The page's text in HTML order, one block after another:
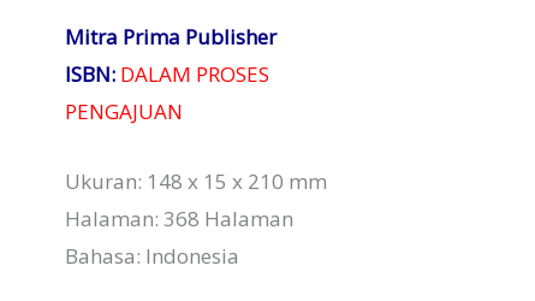
Mitra Prima Publisher
ISBN: DALAM PROSES
PENGAJUAN
Ukuran: 148 x 15 x 210 mm
Halaman: 368 Halaman
Bahasa: Indonesia